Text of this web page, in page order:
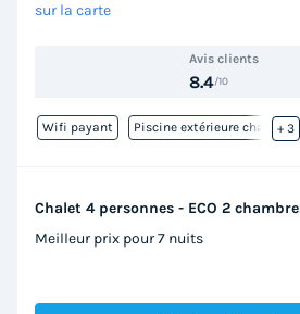
sur la carte
Avis clients
8.4/10
Wifi payant Piscine extérieure chauffée
+ 3
Chalet 4 personnes - ECO 2
Meilleur prix pour 7 nuits